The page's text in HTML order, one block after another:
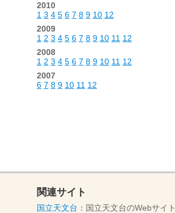
2010
1 3 4 5 6 7 8 9 10 12
2009
1 2 3 4 5 6 7 8 9 10 11 12
2008
1 2 3 4 5 6 7 8 9 10 11 12
2007
6 7 8 9 10 11 12
関連サイト
国立天文台 ：国立天文台のWebサイト